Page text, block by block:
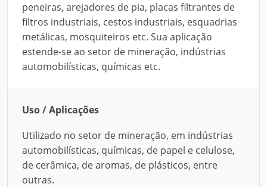
peneiras, arejadores de pia, placas filtrantes de
filtros industriais, cestos industriais, esquadrias
metálicas, mosquiteiros etc. Sua aplicação
estende-se ao setor de mineração, indústrias
automobilísticas, químicas etc.
Uso / Aplicações
Utilizado no setor de mineração, em indústrias
automobilísticas, químicas, de papel e celulose,
de cerâmica, de aromas, de plásticos, entre
outras.